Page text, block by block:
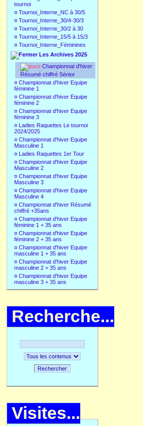
tournoi
¤ Tournoi_Interne_NC à 30/5
¤ Tournoi_Interne_30/4-30/3
¤ Tournoi_Interne_30/2 à 30
¤ Tournoi_Interne_15/5 à 15/3
¤ Tournoi_Interne_Féminines
Les Archives 2025
Championnat d'hiver
Résumé chiffré Sénior
¤ Championnat d'hiver Equipe
féminine 1
¤ Championnat d'hiver Equipe
féminine 2
¤ Championnat d'hiver Equipe
féminine 3
¤ Ladies Raquettes Le tournoi
2024/2025
¤ Championnat d'hiver Equipe
Masculine 1
¤ Ladies Raquettes 1er Tour
¤ Championnat d'hiver Equipe
Masculine 2
¤ Championnat d'hiver Equipe
Masculine 3
¤ Championnat d'hiver Equipe
Masculine 4
¤ Championnat d'hiver Résumé
chiffré +35ans
¤ Championnat d'hiver Equipe
féminine 1 + 35 ans
¤ Championnat d'hiver Equipe
féminine 2 + 35 ans
¤ Championnat d'hiver Equipe
masculine 1 + 35 ans
¤ Championnat d'hiver Equipe
masculine 2 + 35 ans
¤ Championnat d'hiver Equipe
masculine 3 + 35 ans
Recherche...
Rechercher
Visites...